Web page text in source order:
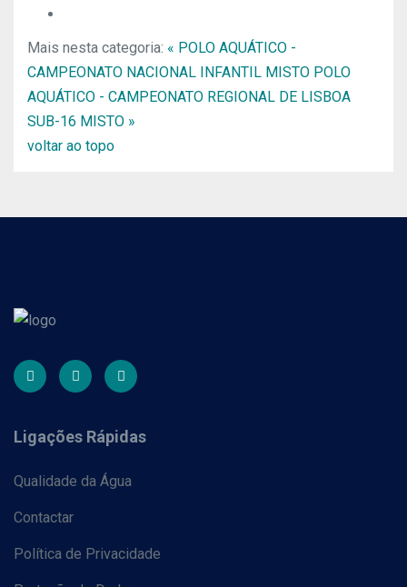
Mais nesta categoria: « POLO AQUÁTICO -
CAMPEONATO NACIONAL INFANTIL MISTO POLO
AQUÁTICO - CAMPEONATO REGIONAL DE LISBOA
SUB-16 MISTO »
voltar ao topo
Ligações Rápidas
Qualidade da Água
Contactar
Política de Privacidade